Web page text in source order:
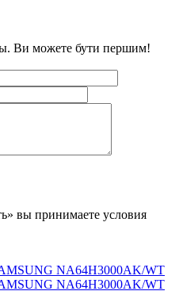
Ви можете бути першим!
вы принимаете условия